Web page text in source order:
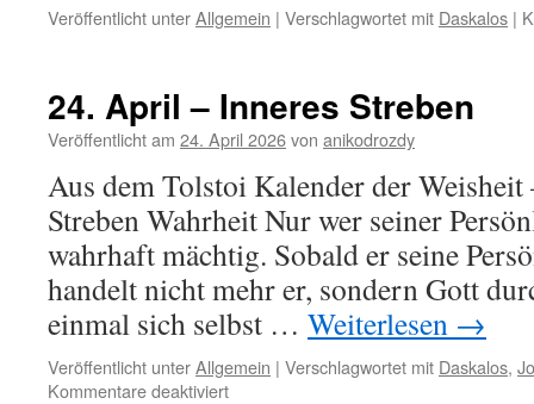
Veröffentlicht unterAllgemein | Verschlagwortet mit Daskalos |
24. April – Inneres Streben
Veröffentlicht am 24. April 2026von anikodrozdy
Aus dem Tolstoi Kalender der
Streben Wahrheit Nur wer seiner
wahrhaft mächtig. Sobald er seine
handelt nicht mehr er, sondern Gott
einmal sich selbst … Weiterlesen →
Veröffentlicht unterAllgemein | Verschlagwortet mit Daskalos,
Kommentare deaktiviertfür